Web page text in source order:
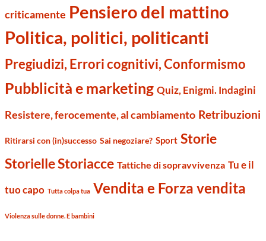
criticamente Pensiero del mattino
Politica, politici, politicanti
Pregiudizi, Errori cognitivi, Conformismo
Pubblicità e marketing Quiz, Enigmi. Indagini
Resistere, ferocemente, al cambiamento Retribuzioni
Ritirarsi con (in)successo Sai negoziare? Sport Storie
Storielle Storiacce Tattiche di sopravvivenza Tu e il
tuo capo Tutta colpa tua Vendita e Forza vendita
Violenza sulle donne. E bambini